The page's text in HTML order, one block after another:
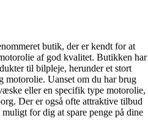
butik, der er kendt for at
af god kvalitet. Butikken har
til bilpleje, herunder et stort
motorolie. Uanset om du har brug
eller en specifik type motorolie,
Der er også ofte attraktive tilbud
for dig at spare penge på dine